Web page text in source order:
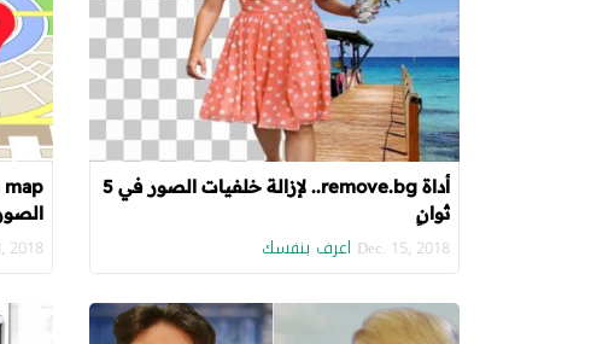
أداة remove.bg.. لإزالة خلفيات الصور في 5
ثوانٍ
Dec. 15, 2018 اعرف بنفسك 2018